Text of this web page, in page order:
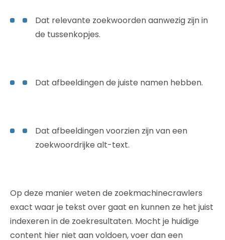
Dat relevante zoekwoorden aanwezig zijn in
de tussenkopjes.
Dat afbeeldingen de juiste namen hebben.
Dat afbeeldingen voorzien zijn van een
zoekwoordrijke alt-text.
Op deze manier weten de zoekmachinecrawlers
exact waar je tekst over gaat en kunnen ze het juist
indexeren in de zoekresultaten. Mocht je huidige
content hier niet aan voldoen, voer dan een